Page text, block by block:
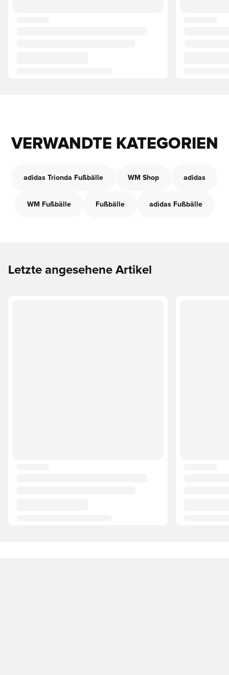
VERWANDTE KATEGORIEN
adidas Trionda Fußbälle WM Shop adidas
WM Fußbälle Fußbälle adidas Fußbälle
Letzte angesehene Artikel